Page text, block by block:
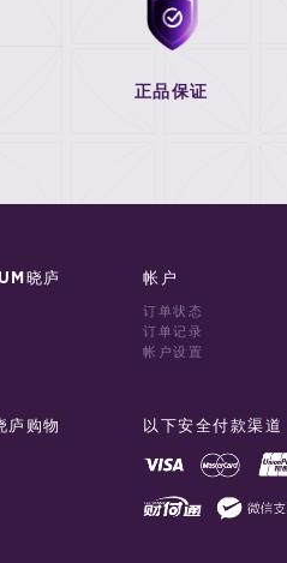
正品保证
晓庐
庐购物
帐户
订单状态
订单记录
帐户设置
以下安全付款渠道